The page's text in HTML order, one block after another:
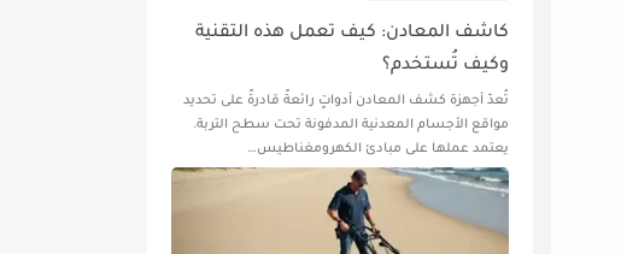
كاشف المعادن: كيف تعمل هذه التقنية
وكيف تُستخدم؟
تُعدّ أجهزة كشف المعادن أدواتٍ رائعةً قادرةً على تحديد
مواقع الأجسام المعدنية المدفونة تحت سطح التربة.
يعتمد عملها على مبادئ الكهرومغناطيس…